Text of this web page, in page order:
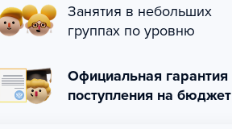
Занятия в небольших
группах по уровню
Официальная гарантия
поступления на бюджет